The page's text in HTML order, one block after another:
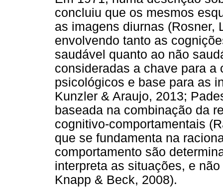
concluiu que os mesmos
as imagens diurnas (Rosner,
envolvendo tanto as
saudável quanto ao não
consideradas a chave para a
psicológicos e base para as
Kunzler & Araujo, 2013;
baseada na combinação da
cognitivo-comportamentais
que se fundamenta na
comportamento são
interpreta as situações, e
Knapp & Beck, 2008).